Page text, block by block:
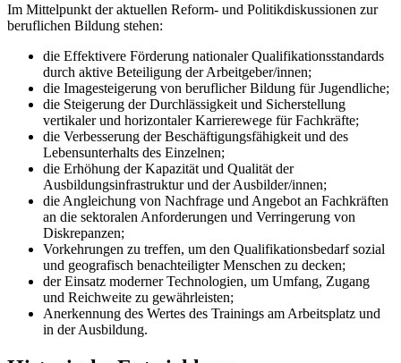
Im Mittelpunkt der aktuellen Reform- und Politikdiskussionen zur
beruflichen Bildung stehen:
die Effektivere Förderung nationaler Qualifikationsstandards
durch aktive Beteiligung der Arbeitgeber/innen;
die Imagesteigerung von beruflicher Bildung für Jugendliche;
die Steigerung der Durchlässigkeit und Sicherstellung
vertikaler und horizontaler Karrierewege für Fachkräfte;
die Verbesserung der Beschäftigungsfähigkeit und des
Lebensunterhalts des Einzelnen;
die Erhöhung der Kapazität und Qualität der
Ausbildungsinfrastruktur und der Ausbilder/innen;
die Angleichung von Nachfrage und Angebot an Fachkräften
an die sektoralen Anforderungen und Verringerung von
Diskrepanzen;
Vorkehrungen zu treffen, um den Qualifikationsbedarf sozial
und geografisch benachteiligter Menschen zu decken;
der Einsatz moderner Technologien, um Umfang, Zugang
und Reichweite zu gewährleisten;
Anerkennung des Wertes des Trainings am Arbeitsplatz und
in der Ausbildung.